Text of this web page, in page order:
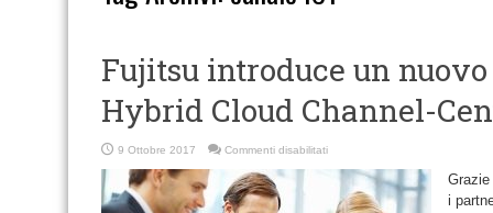
Fujitsu introduce un
Hybrid Cloud Channel-
9 Ottobre 2017 Commenti disabilitatisu
introduce
nuovo
portfolio
Grazie
i